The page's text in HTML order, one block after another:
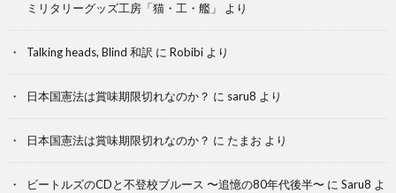
ミリタリーグッズ工房「猫・工・艦」
より
Talking heads, Blind 和訳 に Robibi より
日本国憲法は賞味期限切れなのか？ に saru8 より
日本国憲法は賞味期限切れなのか？ に たまお より
ビートルズのCDと不登校ブルース 〜追憶の80年代後半〜 に Saru8 よ